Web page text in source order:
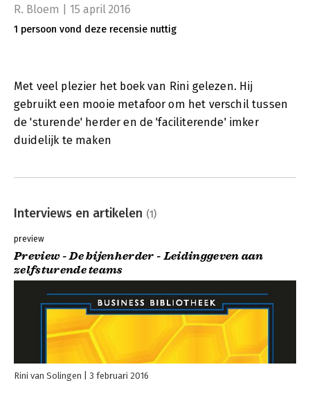
R. Bloem | 15 april 2016
1 persoon vond deze recensie nuttig
Met veel plezier het boek van Rini gelezen. Hij
gebruikt een mooie metafoor om het verschil tussen
de 'sturende' herder en de 'faciliterende' imker
duidelijk te maken
Interviews en artikelen (1)
preview
Preview - De bijenherder - Leidinggeven aan
zelfsturende teams
Rini van Solingen 3 februari 2016